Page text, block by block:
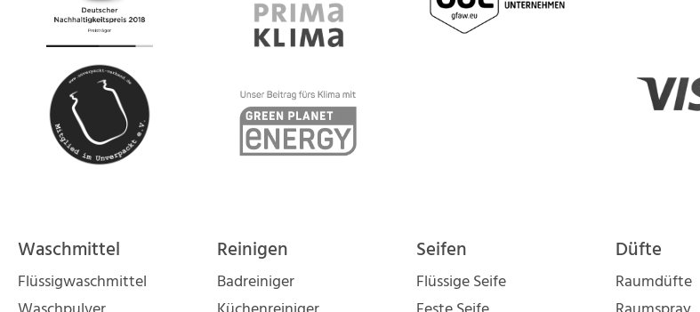
Waschmittel
Flüssigwaschmittel
Reinigen
Badreiniger
Seifen
Flüssige Seife
Düfte
Raumdüfte